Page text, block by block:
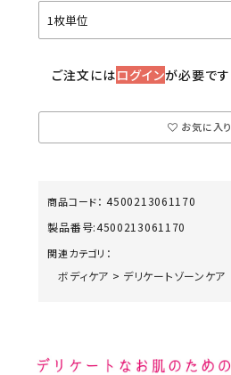
ご注文にはログインが必要です
お気に入り
商品コード： 4500213061170
製品番号:4500213061170
関連カテゴリ：
ボディケア > デリケートゾーンケア